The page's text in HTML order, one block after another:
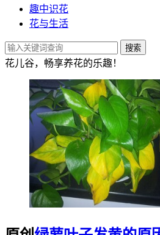
趣中识花
花与生活
搜索
花儿谷，畅享养花的乐趣！